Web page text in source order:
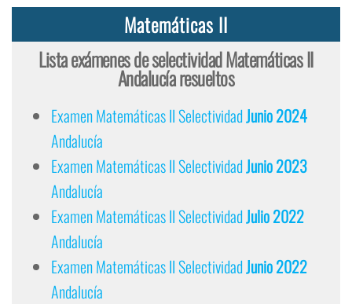
Matemáticas II
Lista exámenes de selectividad Matemáticas II
Andalucía resueltos
Examen Matemáticas II SelectividadJunio 2024
Andalucía
Examen Matemáticas II SelectividadJunio 2023
Andalucía
Examen Matemáticas II SelectividadJulio 2022
Andalucía
Examen Matemáticas II SelectividadJunio 2022
Andalucía